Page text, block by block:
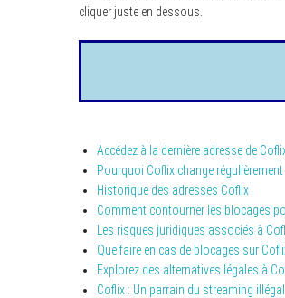
cliquer juste en dessous.
Accédez à la dernière adresse de
Pourquoi Coflix change régulièrement
Historique des adresses Coflix
Comment contourner les blocages
Les risques juridiques associés à
Que faire en cas de blocages sur
Explorez des alternatives légales à
Coflix : Un parrain du streaming illégal